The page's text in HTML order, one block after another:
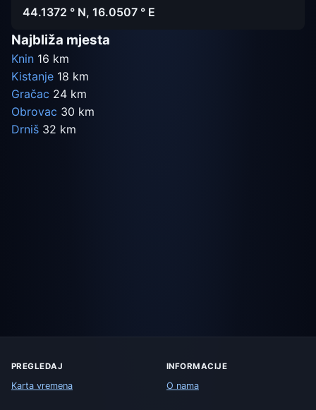
44.1372 ° N, 16.0507 ° E
Najbliža mjesta
Knin 16 km
Kistanje 18 km
Gračac 24 km
Obrovac 30 km
Drniš 32 km
PREGLEDAJ
Karta vremena
INFORMACIJE
O nama